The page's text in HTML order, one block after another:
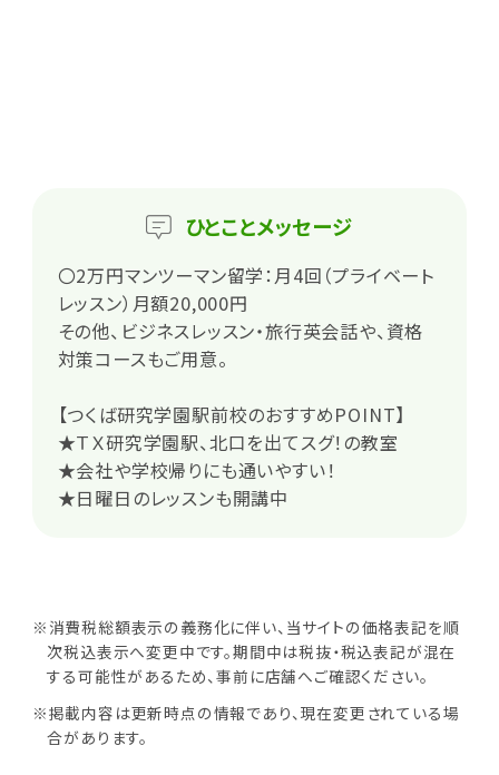
ひとことメッセージ
〇2万円マンツーマン留学：月4回（プライベート
レッスン）月額20,000円
その他、ビジネスレッスン・旅行英会話や、資格
対策コースもご用意。
【つくば研究学園駅前校のおすすめPOINT】
★ＴＸ研究学園駅、北口を出てスグ！の教室
★会社や学校帰りにも通いやすい！
★日曜日のレッスンも開講中
※消費税総額表示の義務化に伴い、当サイトの価格表記を順
次税込表示へ変更中です。期間中は税抜・税込表記が混在
する可能性があるため、事前に店舗へご確認ください。
※掲載内容は更新時点の情報であり、現在変更されている場
合があります。